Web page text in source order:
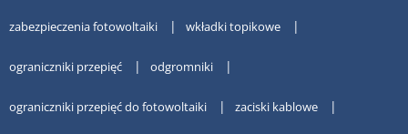
zabezpieczenia fotowoltaiki wkładki topikowe
ograniczniki przepięć odgromniki
ograniczniki przepięć do fotowoltaiki zaciski kablowe